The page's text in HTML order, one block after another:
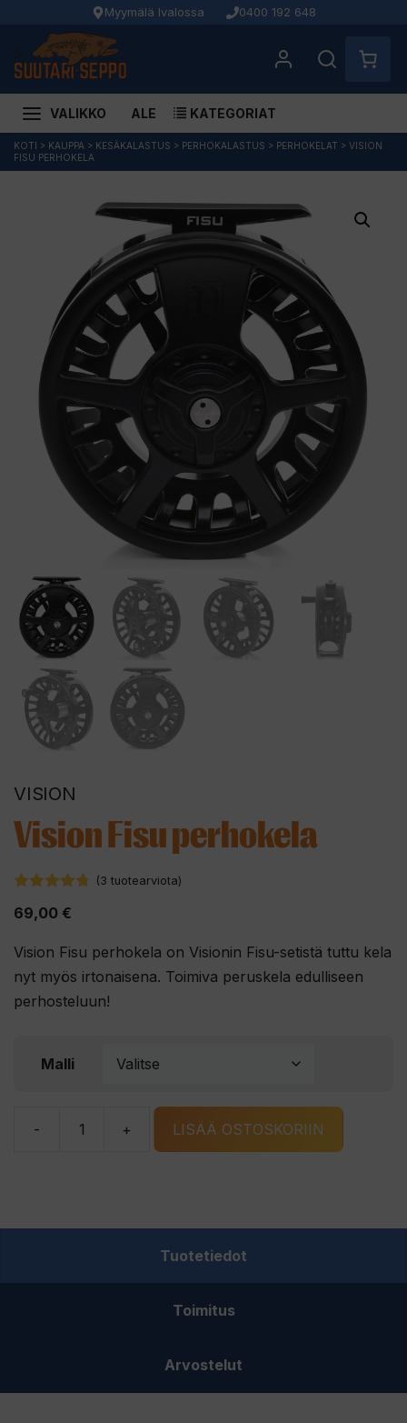
Myymälä Ivalossa 0400 192 648
VALIKKO ALE KATEGORIAT
Siirry
sisältöön
KOTI > KAUPPA > KESÄKALASTUS > PERHOKALASTUS > PERHOKELAT > VISION
FISU PERHOKELA
VISION
Vision Fisu perhokela
(3 tuotearviota)
69,00 €
Vision Fisu perhokela on Visionin Fisu-setistä tuttu kela
nyt myös irtonaisena. Toimiva peruskela edulliseen
perhosteluun!
Malli
-
Vision
+ LISÄÄ OSTOSKORIIN
Tuotetiedot
Toimitus
Arvostelut